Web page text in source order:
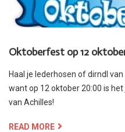
Oktoberfest op 12
Haal je lederhosen of dirndl
want op 12 oktober 20:00 is
van Achilles!
READ MORE